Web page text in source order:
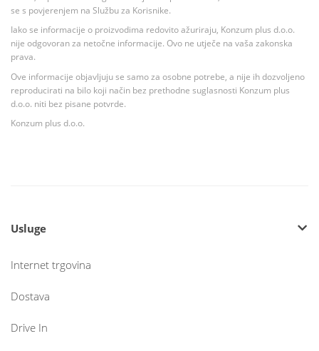
se s povjerenjem na Službu za Korisnike.
Iako se informacije o proizvodima redovito ažuriraju, Konzum plus d.o.o.
nije odgovoran za netočne informacije. Ovo ne utječe na vaša zakonska
prava.
Ove informacije objavljuju se samo za osobne potrebe, a nije ih dozvoljeno
reproducirati na bilo koji način bez prethodne suglasnosti Konzum plus
d.o.o. niti bez pisane potvrde.
Konzum plus d.o.o.
Usluge
Internet trgovina
Dostava
Drive In